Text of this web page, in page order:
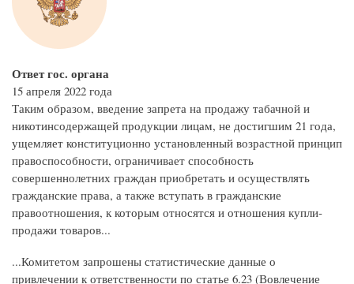
Ответ гос. органа
15 апреля 2022 года
Таким образом, введение запрета на продажу табачной и
никотинсодержащей продукции лицам, не достигшим 21 года,
ущемляет конституционно установленный возрастной принцип
правоспособности, ограничивает способность
совершеннолетних граждан приобретать и осуществлять
гражданские права, а также вступать в гражданские
правоотношения, к которым относятся и отношения купли-
продажи товаров...
...Комитетом запрошены статистические данные о
привлечении к ответственности по статье 6.23 (Вовлечение